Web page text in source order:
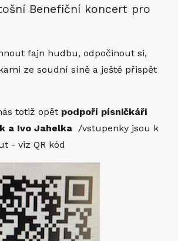
Benefiční koncert pro
fajn hudbu, odpočinout si,
ze soudní síně a ještě přispět
totiž opět podpoří písničkáři
a Ivo Jahelka /vstupenky jsou k
- viz QR kód